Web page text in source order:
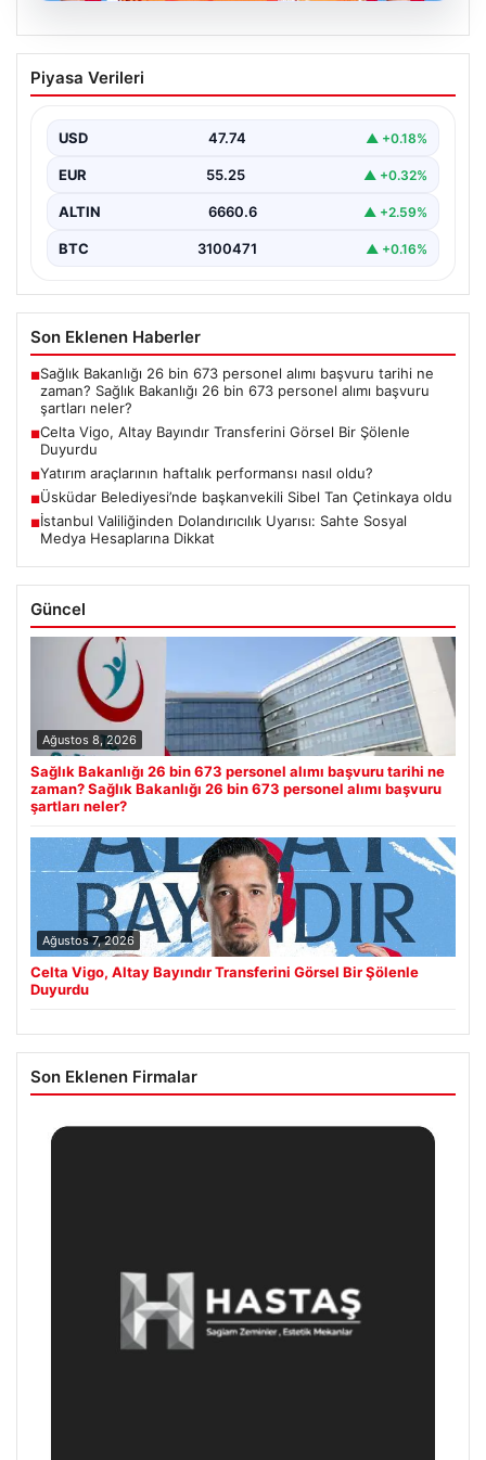
07.08.2026
Celta Vigo, Altay Bayındır Transferini
Görsel Bir Şölenle Duyurdu
merakla beklenen transferini resmi olarak duyurdu.
Takım, altyapısından…
Piyasa Verileri
USD 47.74 ▲ +0.18%
EUR 55.25 ▲ +0.32%
ALTIN 6660.6 ▲ +2.59%
BTC 3100471 ▲ +0.16%
Son Eklenen Haberler
■Sağlık Bakanlığı 26 bin 673 personel alımı başvuru tarihi ne
zaman? Sağlık Bakanlığı 26 bin 673 personel alımı başvuru
şartları neler?
■Celta Vigo, Altay Bayındır Transferini Görsel Bir Şölenle
Duyurdu
■Yatırım araçlarının haftalık performansı nasıl oldu?
■Üsküdar Belediyesi’nde başkanvekili Sibel Tan Çetinkaya oldu
■İstanbul Valiliğinden Dolandırıcılık Uyarısı: Sahte Sosyal
Medya Hesaplarına Dikkat
Güncel
Ağustos 8, 2026
Sağlık Bakanlığı 26 bin 673 personel alımı başvuru tarihi ne
zaman? Sağlık Bakanlığı 26 bin 673 personel alımı başvuru
şartları neler?
Ağustos 7, 2026
Celta Vigo, Altay Bayındır Transferini Görsel Bir Şölenle
Duyurdu
Son Eklenen Firmalar